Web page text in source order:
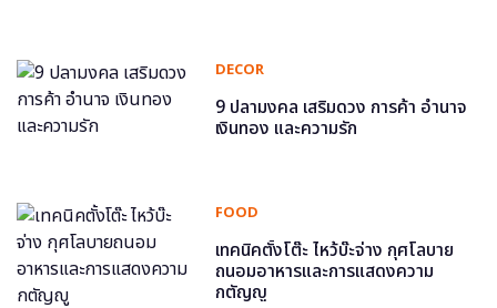
DECOR
9 ปลามงคล เสริมดวง การค้า อำนาจ
เงินทอง และความรัก
FOOD
เทคนิคตั้งโต๊ะ ไหว้บ๊ะจ่าง กุศโลบาย
ถนอมอาหารและการแสดงความ
กตัญญู